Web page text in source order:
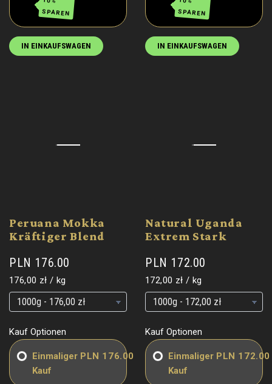
SPAREN
IN EINKAUFSWAGEN
SPAREN
IN EINKAUFSWAGEN
Peruana Mokka
Kräftiger Blend
PLN 176.00
Grundpreis
176,00 zł / pro
kg
Grundpreis
Grundpreis
Kauf Optionen
Einmaliger
Kauf
PLN 176.00
Natural Uganda
Extrem Stark
PLN 172.00
Grundpreis
172,00 zł / pro
kg
Grundpreis
Grundpreis
Kauf Optionen
Einmaliger
Kauf
PLN 172.00